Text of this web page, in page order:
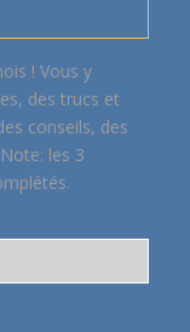
! Vous y
des trucs et
conseils, des
les 3